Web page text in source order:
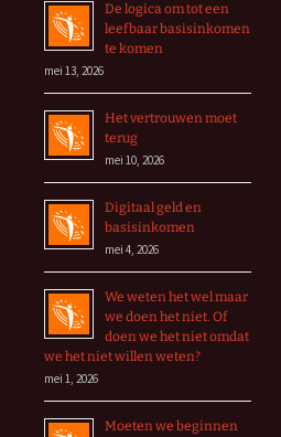
De logica om tot een
leefbaar basisinkomen
te komen
mei 13, 2026
Het vertrouwen moet
terug
mei 10, 2026
Digitaal geld en
basisinkomen
mei 4, 2026
We weten het wel maar
we doen het niet. Of
doen we het niet omdat
we het niet willen weten?
mei 1, 2026
Moeten we beginnen